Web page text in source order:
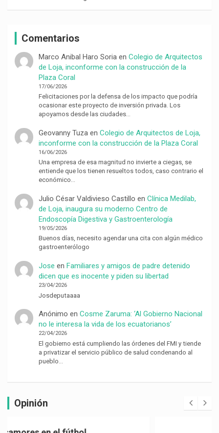
Comentarios
Marco Anibal Haro Soria en Colegio de Arquitectos
de Loja, inconforme con la construcción de la
Plaza Coral
17/06/2026
Felicitaciones por la defensa de los impacto que podría
ocasionar este proyecto de inversión privada. Los
apoyamos desde las ciudades…
Geovanny Tuzaen Colegio de Arquitectos de Loja,
inconforme con la construcción de la Plaza Coral
16/06/2026
Una empresa de esa magnitud no invierte a ciegas, se
entiende que los tienen resueltos todos, caso contrario el
económico…
Julio César Valdivieso Castillo en Clínica Medilab,
de Loja, inaugura su moderno Centro de
Endoscopía Digestiva y Gastroenterología
19/05/2026
Buenos días, necesito agendar una cita con algún médico
gastroenterólogo
Jose en Familiares y amigos de padre detenido
dicen que es inocente y piden su libertad
23/04/2026
Josdeputaaaa
Anónimo en Cosme Zaruma: ‘Al Gobierno Nacional
no le interesa la vida de los ecuatorianos’
22/04/2026
El gobierno está cumpliendo las órdenes del FMI y tiende
a privatizar el servicio público de salud condenando al
pueblo…
Opinión